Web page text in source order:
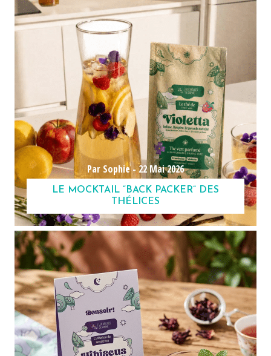
Par Sophie -22 Mai 2026
LE MOCKTAIL “BACK PACKER” DES
THÉLICES